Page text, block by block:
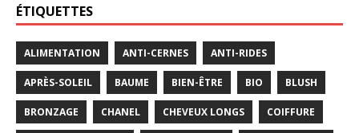
ÉTIQUETTES
ALIMENTATION ANTI-CERNES ANTI-RIDES
APRÈS-SOLEIL BAUME BIEN-ÊTRE BIO BLUSH
BRONZAGE CHANEL CHEVEUX LONGS COIFFURE